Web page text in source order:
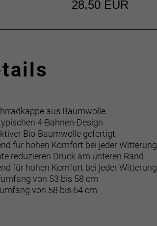
28,50 EUR
aus Baumwolle.
4-Bahnen-Design
Bio-Baumwolle gefertigt
für hohen Komfort bei jeder Witterung
reduzieren Druck am unteren Rand
für hohen Komfort bei jeder Witterung
von 53 bis 58 cm
von 58 bis 64 cm